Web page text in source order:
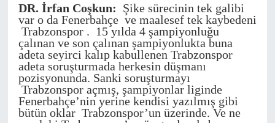
DR. İrfan Coşkun: Şike sürecinin tek galibi
var o da Fenerbahçe ve maalesef tek kaybedeni
Trabzonspor . 15 yılda 4 şampiyonluğu
çalınan ve son çalınan şampiyonlukta buna
adeta seyirci kalıp kabullenen Trabzonspor
adeta soruşturmada herkesin düşmanı
pozisyonunda. Sanki soruşturmayı
Trabzonspor açmış, şampiyonlar liginde
Fenerbahçe’nin yerine kendisi yazılmış gibi
bütün oklar Trabzonspor’un üzerinde. Ve ne